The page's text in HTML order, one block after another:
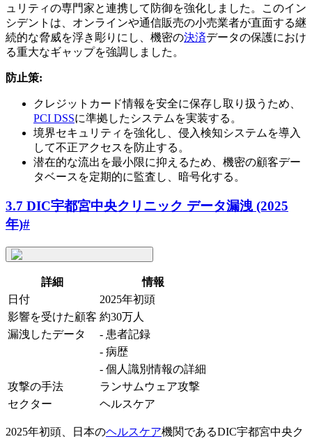
ュリティの専門家と連携して防御を強化しました。このイン
シデントは、オンラインや通信販売の小売業者が直面する継
続的な脅威を浮き彫りにし、機密の決済データの保護におけ
る重大なギャップを強調しました。
防止策:
クレジットカード情報を安全に保存し取り扱うため、
PCI DSSに準拠したシステムを実装する。
境界セキュリティを強化し、侵入検知システムを導入
して不正アクセスを防止する。
潜在的な流出を最小限に抑えるため、機密の顧客デー
タベースを定期的に監査し、暗号化する。
3.7 DIC宇都宮中央クリニック データ漏洩 (2025
年)#
詳細
情報
日付
2025年初頭
影響を受けた顧客 約30万人
漏洩したデータ
- 患者記録
- 病歴
- 個人識別情報の詳細
攻撃の手法
ランサムウェア攻撃
セクター
ヘルスケア
2025年初頭、日本のヘルスケア機関であるDIC宇都宮中央ク